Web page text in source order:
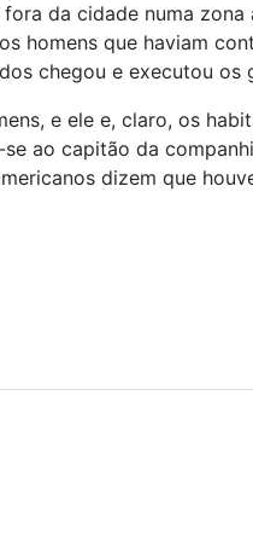
da cidade numa
homens que haviam
chegou e executou os
e ele e, claro, os
ao capitão da
dizem que